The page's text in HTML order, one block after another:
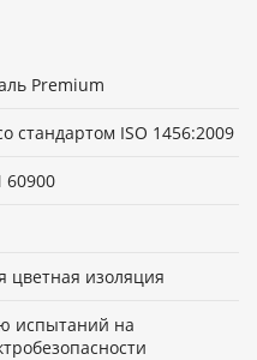
Premium
стандартом ISO 1456:2009
60900
цветная изоляция
испытаний на